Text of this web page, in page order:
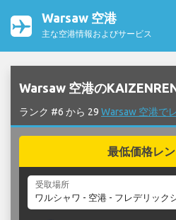
Warsaw 空港
主な空港情報およびサービス
Warsaw 空港の
ランク #6 から 29 Warsaw 空港で
最低価格レ
受取場所